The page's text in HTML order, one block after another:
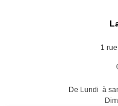
1
De Lundi à